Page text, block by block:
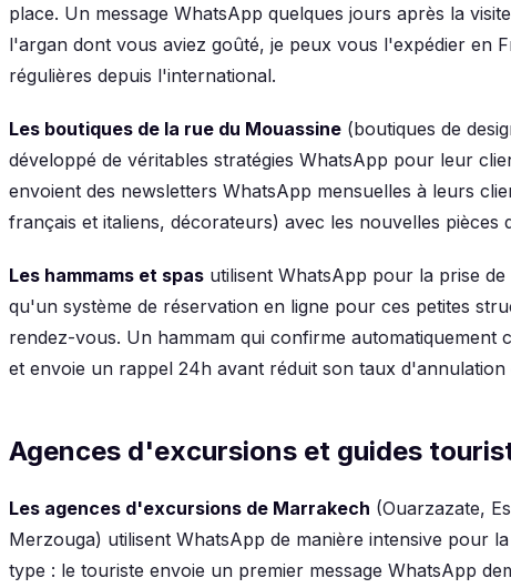
place. Un message WhatsApp quelques jours après la
l'argan dont vous aviez goûté, je peux vous l'expédier en
régulières depuis l'international.
Les boutiques de la rue du Mouassine (boutiques de
développé de véritables stratégies WhatsApp pour leur
envoient des newsletters WhatsApp mensuelles à leurs
français et italiens, décorateurs) avec les nouvelles pièces
Les hammams et spas utilisent WhatsApp pour la prise
qu'un système de réservation en ligne pour ces petites
rendez-vous. Un hammam qui confirme automatiquement
et envoie un rappel 24h avant réduit son taux d'annulation
Agences d'excursions et guides
Les agences d'excursions de Marrakech (Ouarzazate,
Merzouga) utilisent WhatsApp de manière intensive pour
type : le touriste envoie un premier message WhatsApp